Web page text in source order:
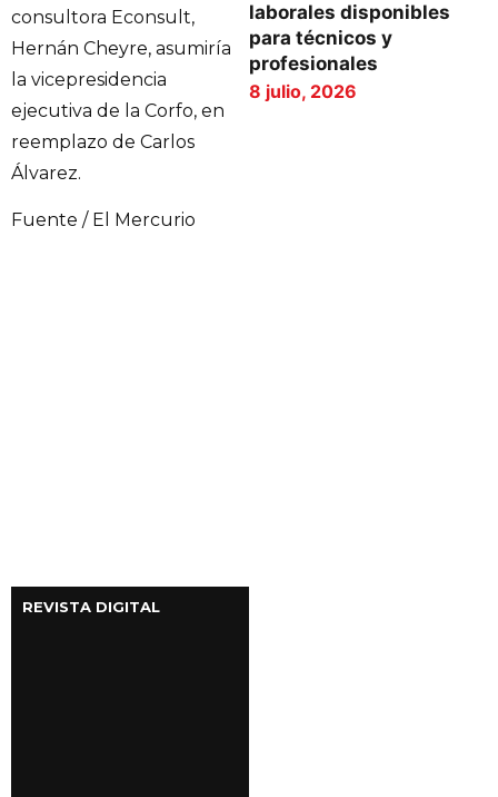
consultora Econsult,
Hernán Cheyre, asumiría
la vicepresidencia
ejecutiva de la Corfo, en
reemplazo de Carlos
Álvarez.
Fuente / El Mercurio
REVISTA DIGITAL
laborales disponibles
para técnicos y
profesionales
8 julio, 2026